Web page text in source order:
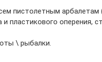
пистолетным арбалетам
пластикового оперения,
\ рыбалки.